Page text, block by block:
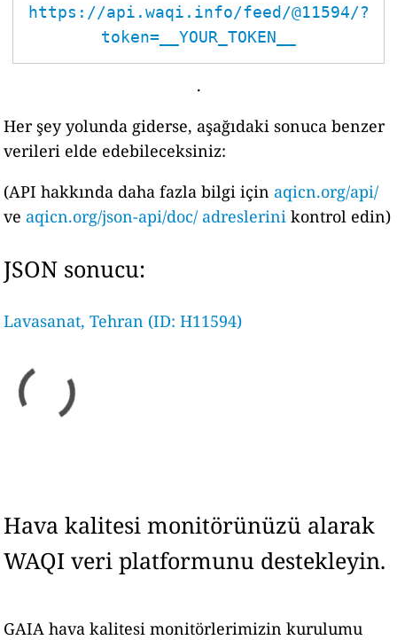
https://api.waqi.info/feed/@11594/?
token=__YOUR_TOKEN__
.
Her şey yolunda giderse, aşağıdaki sonuca benzer
verileri elde edebileceksiniz:
(API hakkında daha fazla bilgi için aqicn.org/api/
ve aqicn.org/json-api/doc/ adreslerini kontrol edin)
JSON sonucu:
Lavasanat, Tehran (ID: H11594)
Hava kalitesi monitörünüzü alarak
WAQI veri platformunu destekleyin.
GAIA hava kalitesi monitörlerimizin kurulumu